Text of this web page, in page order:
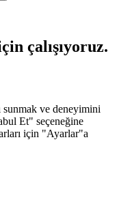
çalışıyoruz.
sunmak ve deneyimini
Et" seçeneğine
için "Ayarlar"a